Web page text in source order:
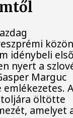
idénybeli
nyert a
Marguc
öltötte
amelyet